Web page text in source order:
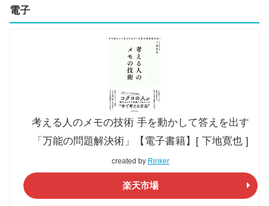
電子
考える人のメモの技術 手を動かして答えを出す
「万能の問題解決術」【電子書籍】[ 下地寛也 ]
created by Rinker
楽天市場